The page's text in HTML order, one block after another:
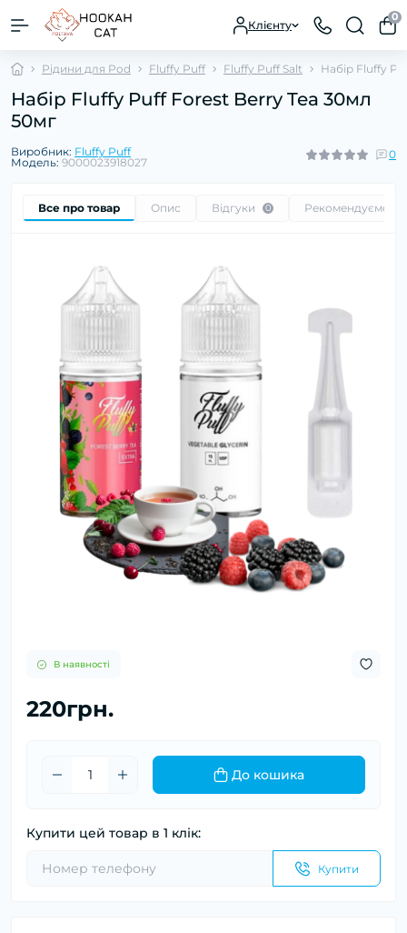
Клієнту
0
Рідини для Pod Fluffy Puff Fluffy Puff Salt Набір Fluffy
Набір Fluffy Puff Forest Berry Tea 30мл
50мг
Виробник: Fluffy Puff
Модель: 9000023918027
0
Все про товар Опис Відгуки 0 Рекомендуємо
В наявності
220грн.
До кошика
Купити цей товар в 1 клік:
Купити